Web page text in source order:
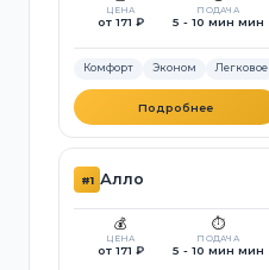
ЦЕНА
от 171 ₽
ПОДАЧА
5 - 10 мин мин
Комфорт Эконом Легковое
Подробнее
#1 Алло
💰
ЦЕНА
от 171 ₽
⏱️
ПОДАЧА
5 - 10 мин мин